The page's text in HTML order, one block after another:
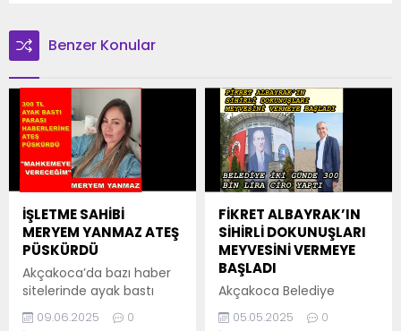
Benzer Konular
İŞLETME SAHİBİ
MERYEM YANMAZ ATEŞ
PÜSKÜRDÜ
Akçakoca’da bazı haber
sitelerinde ayak bastı
parası olarak 300 tl
alındığı yönünde ki
09.06.2025
0
FİKRET ALBAYRAK’IN
SİHİRLİ DOKUNUŞLARI
MEYVESİNİ VERMEYE
BAŞLADI
Akçakoca Belediye
Başkanı Fikret Albayrak,
ABİTAŞ şirketlerinde
05.05.2025
0